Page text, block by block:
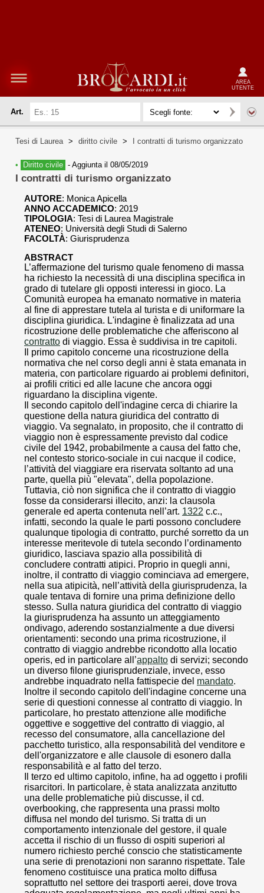
AREA
UTENTE
Art.
Tesi di Laurea > diritto civile > I contratti di turismo organizzato
• Diritto civile - Aggiunta il 08/05/2019
I contratti di turismo organizzato
AUTORE: Monica Apicella
ANNO ACCADEMICO: 2019
TIPOLOGIA: Tesi di Laurea Magistrale
ATENEO: Università degli Studi di Salerno
FACOLTÀ: Giurisprudenza
ABSTRACT
L’affermazione del turismo quale fenomeno di massa
ha richiesto la necessità di una disciplina specifica in
grado di tutelare gli opposti interessi in gioco. La
Comunità europea ha emanato normative in materia
al fine di apprestare tutela al turista e di uniformare la
disciplina giuridica. L'indagine è finalizzata ad una
ricostruzione delle problematiche che afferiscono al
contratto di viaggio. Essa è suddivisa in tre capitoli.
Il primo capitolo concerne una ricostruzione della
normativa che nel corso degli anni è stata emanata in
materia, con particolare riguardo ai problemi definitori,
ai profili critici ed alle lacune che ancora oggi
riguardano la disciplina vigente.
Il secondo capitolo dell'indagine cerca di chiarire la
questione della natura giuridica del contratto di
viaggio. Va segnalato, in proposito, che il contratto di
viaggio non è espressamente previsto dal codice
civile del 1942, probabilmente a causa del fatto che,
nel contesto storico-sociale in cui nacque il codice,
l’attività del viaggiare era riservata soltanto ad una
parte, quella più "elevata", della popolazione.
Tuttavia, ciò non significa che il contratto di viaggio
fosse da considerarsi illecito, anzi: la clausola
generale ed aperta contenuta nell’art. 1322 c.c.,
infatti, secondo la quale le parti possono concludere
qualunque tipologia di contratto, purché sorretto da un
interesse meritevole di tutela secondo l’ordinamento
giuridico, lasciava spazio alla possibilità di
concludere contratti atipici. Proprio in quegli anni,
inoltre, il contratto di viaggio cominciava ad emergere,
nella sua atipicità, nell’attività della giurisprudenza, la
quale tentava di fornire una prima definizione dello
stesso. Sulla natura giuridica del contratto di viaggio
la giurisprudenza ha assunto un atteggiamento
ondivago, aderendo sostanzialmente a due diversi
orientamenti: secondo una prima ricostruzione, il
contratto di viaggio andrebbe ricondotto alla locatio
operis, ed in particolare all’appalto di servizi; secondo
un diverso filone giurisprudenziale, invece, esso
andrebbe inquadrato nella fattispecie del mandato.
Inoltre il secondo capitolo dell'indagine concerne una
serie di questioni connesse al contratto di viaggio. In
particolare, ho prestato attenzione alle modifiche
oggettive e soggettive del contratto di viaggio, al
recesso del consumatore, alla cancellazione del
pacchetto turistico, alla responsabilità del venditore e
dell'organizzatore e alle clausole di esonero dalla
responsabilità e al fatto del terzo.
Il terzo ed ultimo capitolo, infine, ha ad oggetto i profili
risarcitori. In particolare, è stata analizzata anzitutto
una delle problematiche più discusse, il cd.
overbooking, che rappresenta una prassi molto
diffusa nel mondo del turismo. Si tratta di un
comportamento intenzionale del gestore, il quale
accetta il rischio di un flusso di ospiti superiori al
numero richiesto perché conscio che statisticamente
una serie di prenotazioni non saranno rispettate. Tale
fenomeno costituisce una pratica molto diffusa
soprattutto nel settore dei trasporti aerei, dove trova